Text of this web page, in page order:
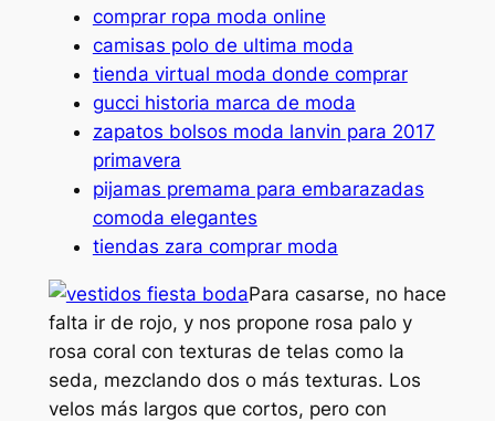
comprar ropa moda online
camisas polo de ultima moda
tienda virtual moda donde comprar
gucci historia marca de moda
zapatos bolsos moda lanvin para 2017
primavera
pijamas premama para embarazadas
comoda elegantes
tiendas zara comprar moda
Para casarse, no hace
falta ir de rojo, y nos propone rosa palo y
rosa coral con texturas de telas como la
seda, mezclando dos o más texturas. Los
velos más largos que cortos, pero con